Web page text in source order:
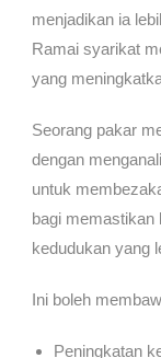
menjadikan ia
Ramai syarikat
yang
Seorang pakar
dengan
untuk
bagi memastikan
kedudukan yang
Ini boleh
Peningkatan